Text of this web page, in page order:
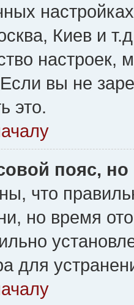
Киев и
настроек,
вы не
это.
пояс,
что
но время
для